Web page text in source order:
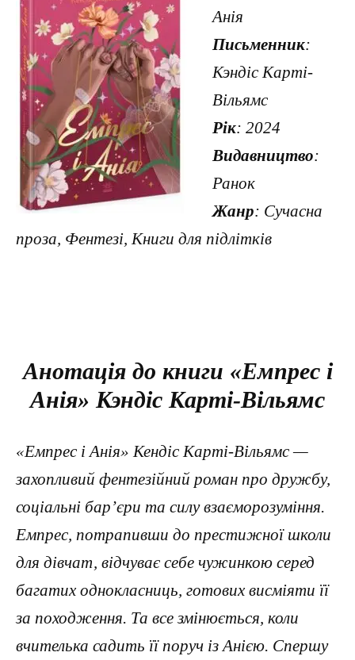
Анія
Письменник:
Кэндіс Карті-
Вільямс
Рік: 2024
Видавництво:
Ранок
Жанр: Сучасна
проза, Фентезі, Книги для підлітків
Анотація до книги «Емпрес і
Анія» Кэндіс Карті-Вільямс
«Емпрес і Анія» Кендіс Карті-Вільямс —
захопливий фентезійний роман про дружбу,
соціальні бар’єри та силу взаєморозуміння.
Емпрес, потрапивши до престижної школи
для дівчат, відчуває себе чужинкою серед
багатих однокласниць, готових висміяти її
за походження. Та все змінюється, коли
вчителька садить її поруч із Анією. Спершу